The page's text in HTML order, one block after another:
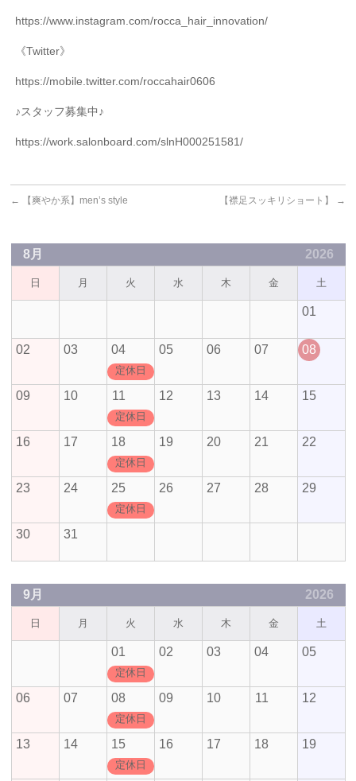
https://www.instagram.com/rocca_hair_innovation/
《Twitter》
https://mobile.twitter.com/roccahair0606
♪スタッフ募集中♪
https://work.salonboard.com/slnH000251581/
← 【爽やか系】men’s style 【襟足スッキリショート】 →
8月 2026
日 月 火 水 木 金 土
01
02 03 04
定休日
05 06 07 08
09 10 11
定休日
12 13 14 15
16 17 18
定休日
19 20 21 22
23 24 25
定休日
26 27 28 29
30 31
9月 2026
日 月 火 水 木 金 土
01
定休日
02 03 04 05
06 07 08
定休日
09 10 11 12
13 14 15
定休日
16 17 18 19